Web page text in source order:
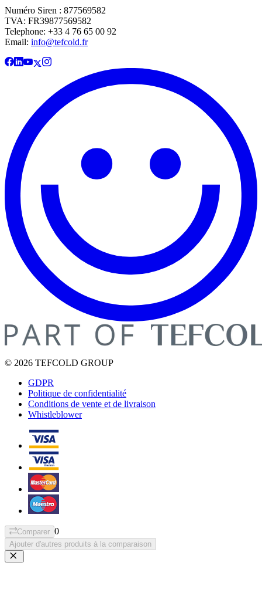
Numéro Siren : 877569582
TVA: FR39877569582
Telephone: +33 4 76 65 00 92
Email: info@tefcold.fr
© 2026 TEFCOLD GROUP
GDPR
Politique de confidentialité
Conditions de vente et de livraison
Whistleblower
Comparer 0
Ajouter d'autres produits à la comparaison